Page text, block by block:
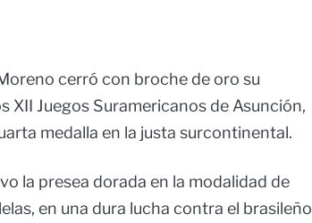
cerró con broche de oro su
XII Juegos Suramericanos de Asunción,
medalla en la justa surcontinental.
la presea dorada en la modalidad de
en una dura lucha contra el brasileño